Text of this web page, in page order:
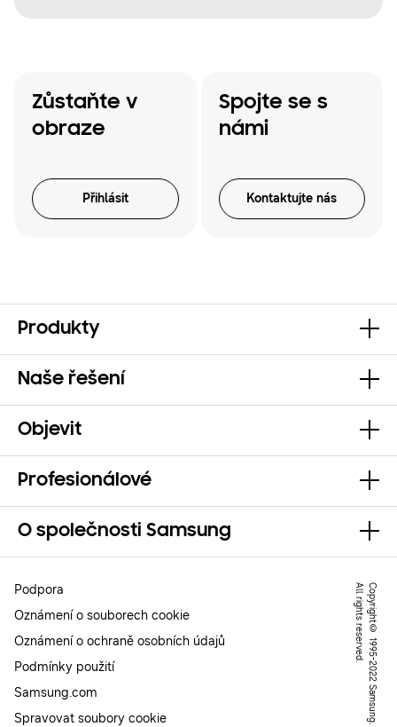
Zůstaňte v
obraze
Přihlásit
Spojte se s
námi
Kontaktujte nás
Produkty
Naše řešení
Objevit
Profesionálové
O společnosti Samsung
C
o
p
y
r
ig
h
t
©
1
9
9
5
-
2
0
2
2
S
a
m
s
u
n
g
.
A
l
l
r
ig
h
t
s
r
e
s
e
r
v
e
d
.
Podpora
Oznámení o souborech cookie
Oznámení o ochraně osobních údajů
Podmínky použití
Samsung.com
Spravovat soubory cookie